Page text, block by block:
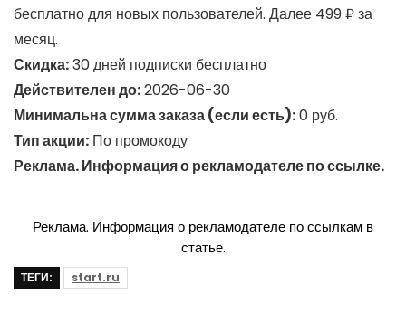
бесплатно для новых пользователей. Далее 499 ₽ за
месяц.
Скидка:30 дней подписки бесплатно
Действителен до:2026-06-30
Минимальна сумма заказа (если есть):0 руб.
Тип акции: По промокоду
Реклама. Информация о рекламодателе по ссылке.
Реклама. Информация о рекламодателе по ссылкам в
статье.
ТЕГИ: start.ru